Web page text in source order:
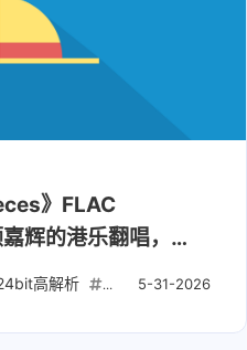
》FLAC
辉的港乐翻唱，
5-31-2026
高解析 林家谦 Terence